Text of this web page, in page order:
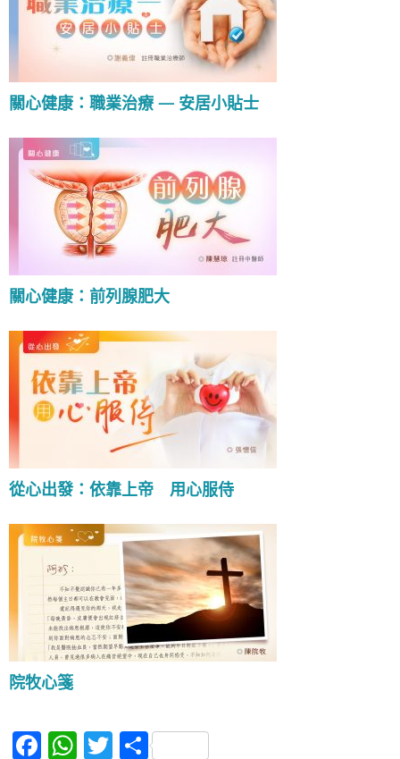
關心健康：職業治療 — 安居小貼士
關心健康：前列腺肥大
從心出發：依靠上帝 用心服侍
院牧心箋
F W T S